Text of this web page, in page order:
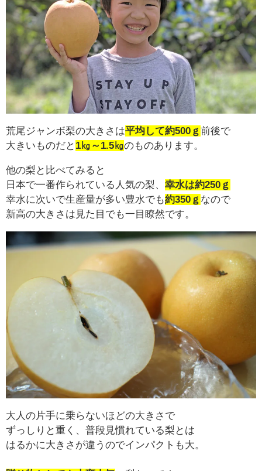
荒尾ジャンボ梨の大きさは平均して約500ｇ 前後で
大きいものだと 1㎏～1.5㎏のものあります。
他の梨と比べてみると
日本で一番作られている人気の梨、 幸水は約250ｇ
幸水に次いで生産量が多い豊水でも約350ｇ なので
新高の大きさは見た目でも一目瞭然です。
大人の片手に乗らないほどの大きさで
ずっしりと重く、普段見慣れている梨とは
はるかに大きさが違うのでインパクトも大。